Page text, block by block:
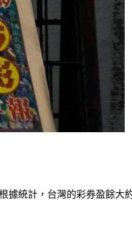
統計，台灣的彩券盈餘大